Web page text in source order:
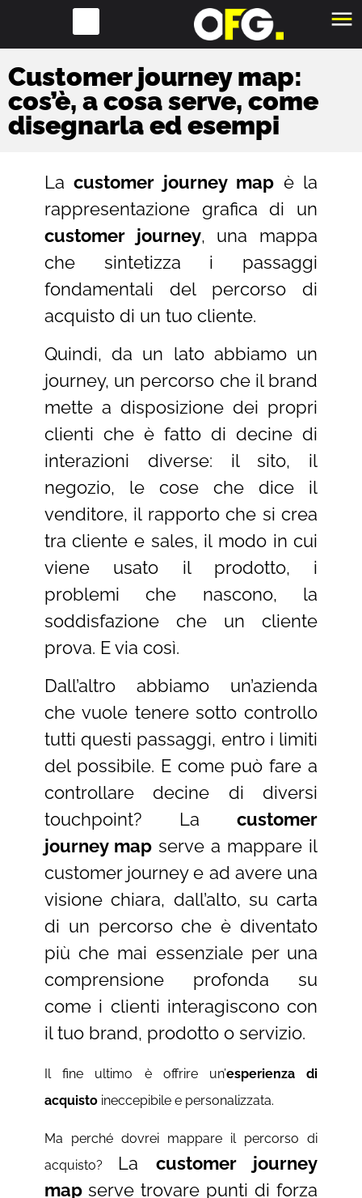
Customer journey map:
cos’è, a cosa serve, come
disegnarla ed esempi
Lacustomer journey mapè la
rappresentazione grafica di un
customer journey, una mappa
che sintetizza i passaggi
fondamentali del percorso di
acquisto di un tuo cliente.
Quindi, da un lato abbiamo un
journey, un percorso che il brand
mette a disposizione dei propri
clienti che è fatto di decine di
interazioni diverse: il sito, il
negozio, le cose che dice il
venditore, il rapporto che si crea
tra cliente e sales, il modo in cui
viene usato il prodotto, i
problemi che nascono, la
soddisfazione che un cliente
prova. E via così.
Dall’altro abbiamo un’azienda
che vuole tenere sotto controllo
tutti questi passaggi, entro i limiti
del possibile. E come può fare a
controllare decine di diversi
touchpoint? Lacustomer
journey mapserve a mappare il
customer journey e ad avere una
visione chiara, dall’alto, su carta
di un percorso che è diventato
più che mai essenziale per una
comprensione profonda su
come i clienti interagiscono con
il tuo brand, prodotto o servizio.
Il fine ultimo è offrire un’esperienza di
acquistoineccepibile e personalizzata.
Ma perché dovrei mappare il percorso di
acquisto? La customer journey
map serve trovare punti di forza